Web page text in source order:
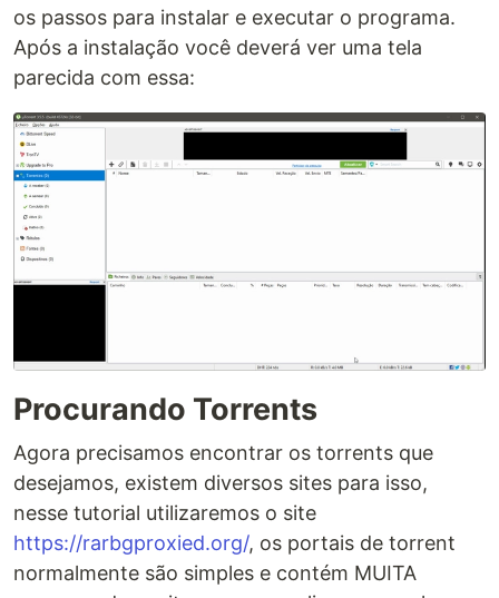
os passos para instalar e executar o programa.
Após a instalação você deverá ver uma tela
parecida com essa:
Procurando Torrents
Agora precisamos encontrar os torrents que
desejamos, existem diversos sites para isso,
nesse tutorial utilizaremos o site
https://rarbgproxied.org/, os portais de torrent
normalmente são simples e contém MUITA